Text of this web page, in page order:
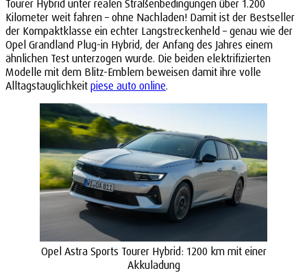
Tourer Hybrid unter realen Straßenbedingungen über 1.200
Kilometer weit fahren – ohne Nachladen! Damit ist der Bestseller
der Kompaktklasse ein echter Langstreckenheld – genau wie der
Opel Grandland Plug-in Hybrid, der Anfang des Jahres einem
ähnlichen Test unterzogen wurde. Die beiden elektrifizierten
Modelle mit dem Blitz-Emblem beweisen damit ihre volle
Alltagstauglichkeit piese auto online.
Opel Astra Sports Tourer Hybrid: 1200 km mit einer
Akkuladung